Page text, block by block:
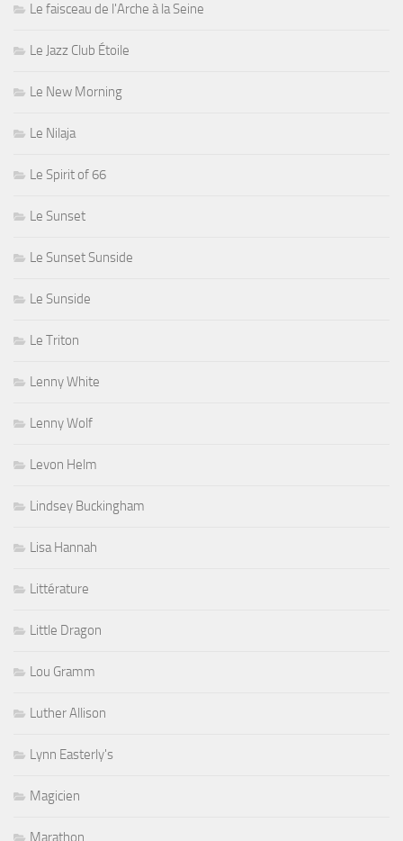
Le faisceau de l'Arche à la Seine
Le Jazz Club Étoile
Le New Morning
Le Nilaja
Le Spirit of 66
Le Sunset
Le Sunset Sunside
Le Sunside
Le Triton
Lenny White
Lenny Wolf
Levon Helm
Lindsey Buckingham
Lisa Hannah
Littérature
Little Dragon
Lou Gramm
Luther Allison
Lynn Easterly's
Magicien
Marathon